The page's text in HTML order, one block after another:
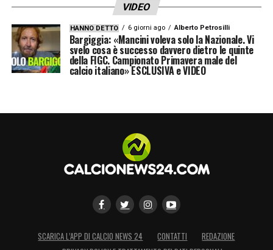
VIDEO
HANNO DETTO 6 giorni ago Alberto Petrosilli
Bargiggia: «Mancini voleva solo la Nazionale. Vi
svelo cosa è successo davvero dietro le quinte
della FIGC. Campionato Primavera male del
calcio italiano» ESCLUSIVA e VIDEO
SCARICA L’APP DI CALCIO NEWS 24 CONTATTI
REDAZIONE